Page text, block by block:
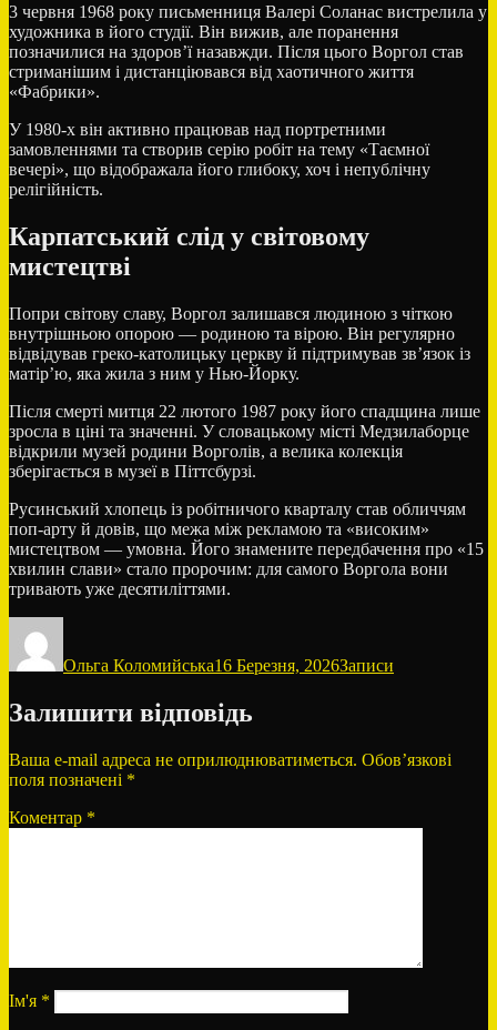
3 червня 1968 року письменниця Валері Соланас вистрелила у
художника в його студії. Він вижив, але поранення
позначилися на здоров’ї назавжди. Після цього Воргол став
стриманішим і дистанціювався від хаотичного життя
«Фабрики».
У 1980-х він активно працював над портретними
замовленнями та створив серію робіт на тему «Таємної
вечері», що відображала його глибоку, хоч і непублічну
релігійність.
Карпатський слід у світовому
мистецтві
Попри світову славу, Воргол залишався людиною з чіткою
внутрішньою опорою — родиною та вірою. Він регулярно
відвідував греко-католицьку церкву й підтримував зв’язок із
матір’ю, яка жила з ним у Нью-Йорку.
Після смерті митця 22 лютого 1987 року його спадщина лише
зросла в ціні та значенні. У словацькому місті Медзилаборце
відкрили музей родини Ворголів, а велика колекція
зберігається в музеї в Піттсбурзі.
Русинський хлопець із робітничого кварталу став обличчям
поп-арту й довів, що межа між рекламою та «високим»
мистецтвом — умовна. Його знамените передбачення про «15
хвилин слави» стало пророчим: для самого Воргола вони
тривають уже десятиліттями.
Ольга Коломийська16 Березня, 2026Записи
Залишити відповідь
Ваша e-mail адреса не оприлюднюватиметься. Обов’язкові
поля позначені *
Коментар *
Ім'я *